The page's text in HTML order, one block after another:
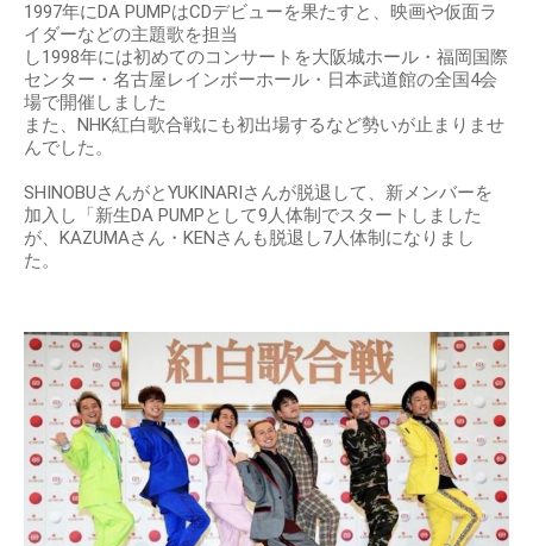
1997年にDA PUMPはCDデビューを果たすと、映画や仮面ラ
イダーなどの主題歌を担当
し1998年には初めてのコンサートを大阪城ホール・福岡国際
センター・名古屋レインボーホール・日本武道館の全国4会
場で開催しました
また、NHK紅白歌合戦にも初出場するなど勢いが止まりませ
んでした。
SHINOBUさんがとYUKINARIさんが脱退して、新メンバーを
加入し「新生DA PUMPとして9人体制でスタートしました
が、KAZUMAさん・KENさんも脱退し7人体制になりまし
た。